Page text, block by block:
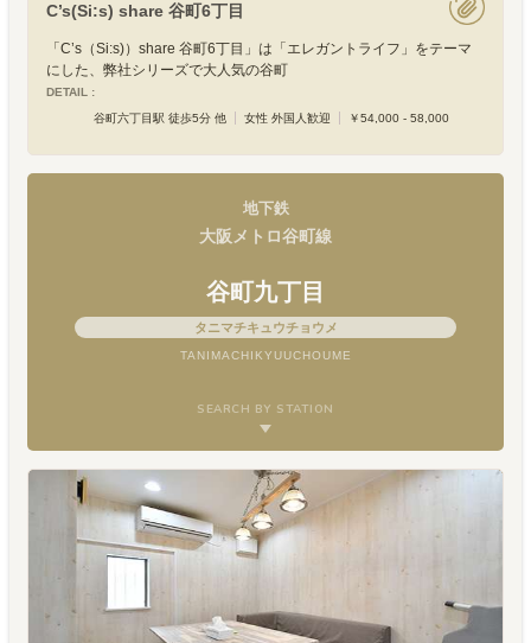
C’s(Si:s) share 谷町6丁目
「C’s（Si:s)）share 谷町6丁目」は「エレガントライフ」をテーマ
にした、弊社シリーズで大人気の谷町
DETAIL :
谷町六丁目駅 徒歩5分 他
女性 外国人歓迎 ￥54,000 - 58,000
地下鉄
大阪メトロ谷町線
谷町九丁目
タニマチキュウチョウメ
TANIMACHIKYUUCHOUME
SEARCH BY STATION